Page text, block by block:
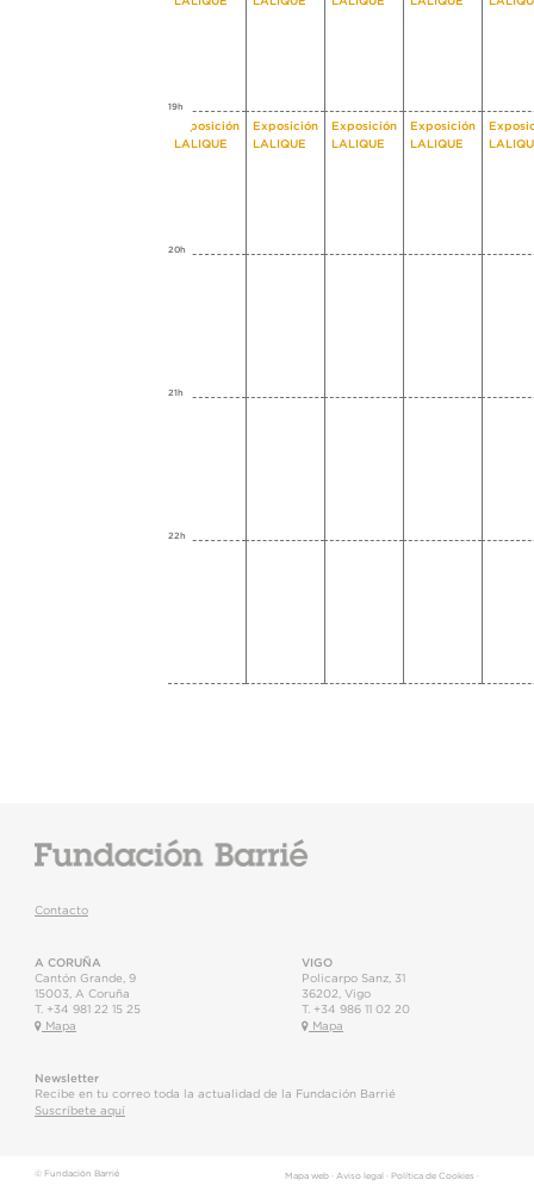
19h
Exposición
LALIQUE
Exposición
LALIQUE
Exposición
LALIQUE
Exposición
LALIQUE
20h
21h
22h
Contacto
A CORUÑA
Cantón Grande, 9
15003
A Coruña
T. +34 981 22 15 25
Mapa
VIGO
Policarpo Sanz, 31
36202 Vigo
T. +34 986 11 02 20
Mapa
Newsletter
Recibe en tu correo toda la actualidad de la Fundación Barrié
Suscríbete aquí
© Fundación Barrié Mapa web· Aviso legal · Política de Cookies ·